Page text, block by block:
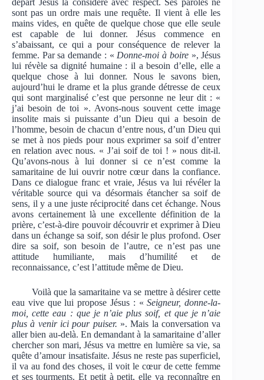
départ Jésus la considère avec respect. Ses paroles ne
sont pas un ordre mais une requête. Il vient à elle les
mains vides, en quête de quelque chose que elle seule
est capable de lui donner. Jésus commence en
s’abaissant, ce qui a pour conséquence de relever la
femme. Par sa demande : « Donne-moi à boire», Jésus
lui révèle sa dignité humaine : il a besoin d’elle, elle a
quelque chose à lui donner. Nous le savons bien,
aujourd’hui le drame et la plus grande détresse de ceux
qui sont marginalisé c’est que personne ne leur dit : «
j’ai besoin de toi ». Avons-nous souvent cette image
insolite mais si puissante d’un Dieu qui a besoin de
l’homme, besoin de chacun d’entre nous, d’un Dieu qui
se met à nos pieds pour nous exprimer sa soif d’entrer
en relation avec nous. « J’ai soif de toi ! » nous dit-il.
Qu’avons-nous à lui donner si ce n’est comme la
samaritaine de lui ouvrir notre cœur dans la confiance.
Dans ce dialogue franc et vraie, Jésus va lui révéler la
véritable source qui va désormais étancher sa soif de
sens, il y a une juste réciprocité dans cet échange. Nous
avons certainement là une excellente définition de la
prière, c’est-à-dire pouvoir découvrir et exprimer à Dieu
dans un échange sa soif, son désir le plus profond. Oser
dire sa soif, son besoin de l’autre, ce n’est pas une
attitude humiliante, mais d’humilité et de
reconnaissance, c’est l’attitude même de Dieu.
Voilà que la samaritaine va se mettre à désirer cette
eau vive que lui propose Jésus : «Seigneur, donne-la-
moi, cette eau : que je n’aie plus soif, et que je n’aie
plus à venir ici pour puiser. ». Mais la conversation va
aller bien au-delà. En demandant à la samaritaine d’aller
chercher son mari, Jésus va mettre en lumière sa vie, sa
quête d’amour insatisfaite. Jésus ne reste pas superficiel,
il va au fond des choses, il voit le cœur de cette femme
et ses tourments. Et petit à petit, elle va reconnaître en